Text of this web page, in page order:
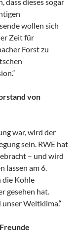
wollen sich
Zeit für
Forst zu
von
war, wird der
sein. RWE hat
– und wird
lassen am 6.
die Kohle
gesehen hat.
Weltklima.“